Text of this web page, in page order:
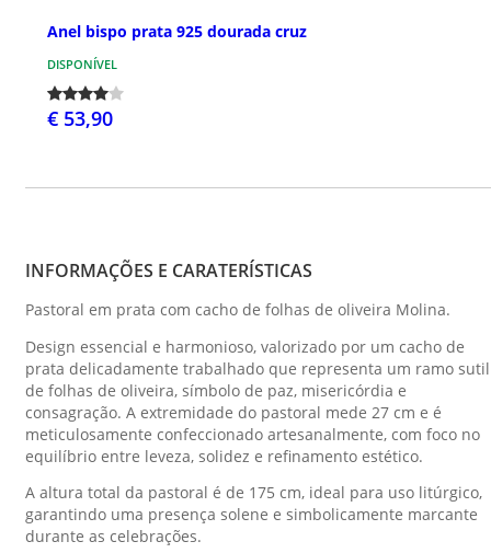
Anel bispo prata 925 dourada cruz
DISPONÍVEL
€ 53,90
INFORMAÇÕES E CARATERÍSTICAS
Pastoral em prata com cacho de folhas de oliveira Molina.
Design essencial e harmonioso, valorizado por um cacho de
prata delicadamente trabalhado que representa um ramo sutil
de folhas de oliveira, símbolo de paz, misericórdia e
consagração. A extremidade do pastoral mede 27 cm e é
meticulosamente confeccionado artesanalmente, com foco no
equilíbrio entre leveza, solidez e refinamento estético.
A altura total da pastoral é de 175 cm, ideal para uso litúrgico,
garantindo uma presença solene e simbolicamente marcante
durante as celebrações.